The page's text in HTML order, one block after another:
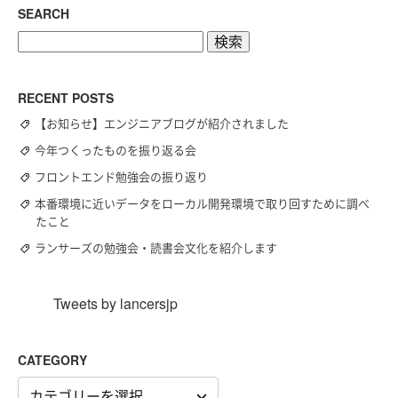
SEARCH
RECENT POSTS
【お知らせ】エンジニアブログが紹介されました
今年つくったものを振り返る会
フロントエンド勉強会の振り返り
本番環境に近いデータをローカル開発環境で取り回すために調べ
たこと
ランサーズの勉強会・読書会文化を紹介します
Tweets by lancersjp
CATEGORY
CATEGORY